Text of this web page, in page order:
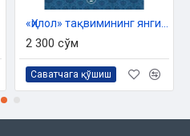
2 300 сўм
Саватчага қўшиш